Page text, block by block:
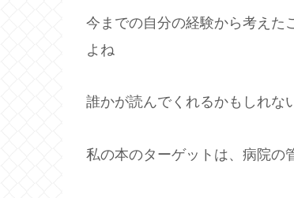
今までの自分の経験から考えた
よね
誰かが読んでくれるかもしれな
私の本のターゲットは、病院の